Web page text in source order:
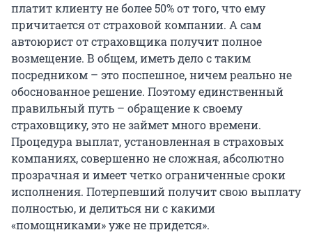
платит клиенту не более 50% от того, что ему
причитается от страховой компании. А сам
автоюрист от страховщика получит полное
возмещение. В общем, иметь дело с таким
посредником – это поспешное, ничем реально не
обоснованное решение. Поэтому единственный
правильный путь – обращение к своему
страховщику, это не займет много времени.
Процедура выплат, установленная в страховых
компаниях, совершенно не сложная, абсолютно
прозрачная и имеет четко ограниченные сроки
исполнения. Потерпевший получит свою выплату
полностью, и делиться ни с какими
«помощниками» уже не придется».